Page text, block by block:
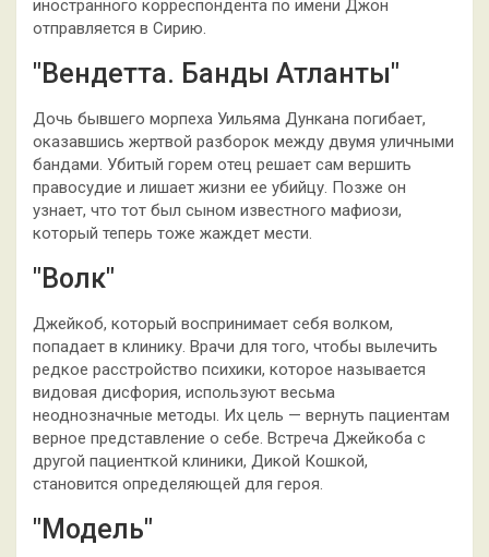
иностранного корреспондента по имени Джон
отправляется в Сирию.
"Вендетта. Банды Атланты"
Дочь бывшего морпеха Уильяма Дункана погибает,
оказавшись жертвой разборок между двумя уличными
бандами. Убитый горем отец решает сам вершить
правосудие и лишает жизни ее убийцу. Позже он
узнает, что тот был сыном известного мафиози,
который теперь тоже жаждет мести.
"Волк"
Джейкоб, который воспринимает себя волком,
попадает в клинику. Врачи для того, чтобы вылечить
редкое расстройство психики, которое называется
видовая дисфория, используют весьма
неоднозначные методы. Их цель — вернуть пациентам
верное представление о себе. Встреча Джейкоба с
другой пациенткой клиники, Дикой Кошкой,
становится определяющей для героя.
"Модель"